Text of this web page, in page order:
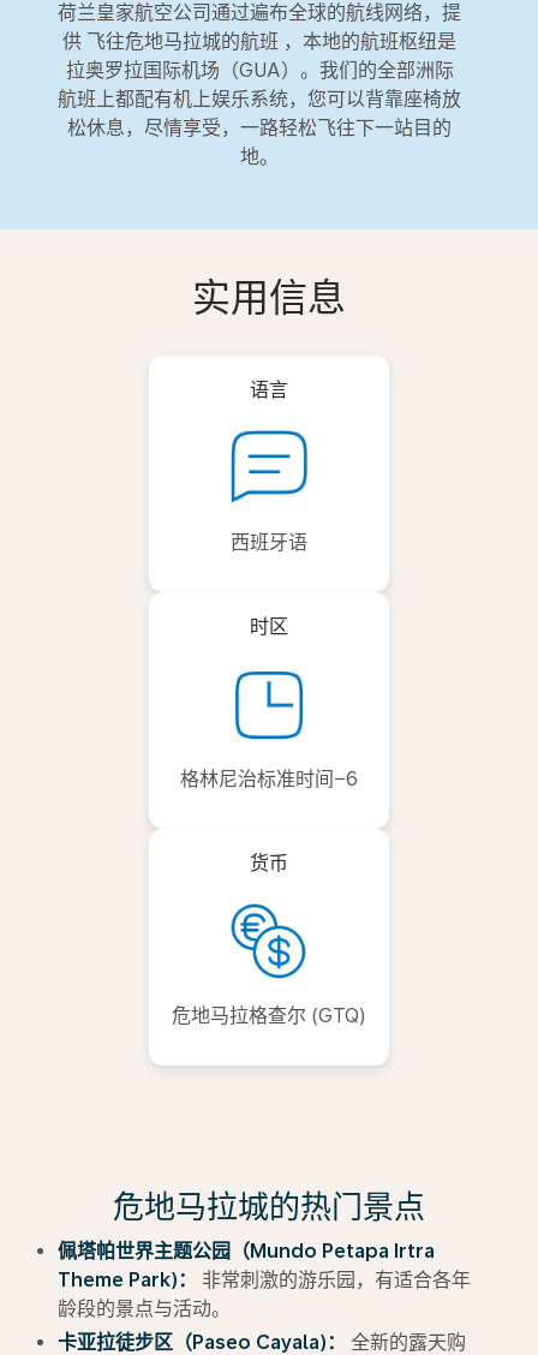
荷兰皇家航空公司通过遍布全球的航线网络，提
供 飞往危地马拉城的航班 ，本地的航班枢纽是
拉奥罗拉国际机场（GUA）。我们的全部洲际
航班上都配有机上娱乐系统，您可以背靠座椅放
松休息，尽情享受，一路轻松飞往下一站目的
地。
实用信息
语言
西班牙语
时区
格林尼治标准时间−6
货币
危地马拉格查尔 (GTQ)
危地马拉城的热门景点
佩塔帕世界主题公园（Mundo Petapa Irtra
Theme Park)：
非常刺激的游乐园，有适合各年
龄段的景点与活动。
卡亚拉徒步区（Paseo Cayala)：
全新的露天购